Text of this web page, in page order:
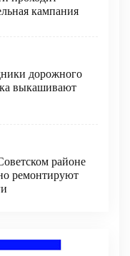
кампания
дорожного
выкашивают
районе
ремонтируют